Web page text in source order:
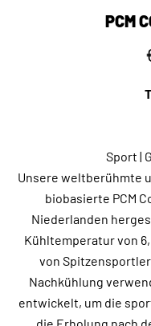
für Menschen,
Reisen ist ein Teil des
lässt, daher gibt es nur
Ihre
Reise-Kühltasche, um
Die INUTEQ Insulin-
Insulin bei einer
Celsius etwa einen
PCM
Sport |
Unsere weltberühmte
biobasierte PCM
Niederlanden
Kühltemperatur von
von
Nachkühlung
entwickelt, um die